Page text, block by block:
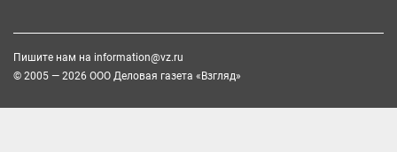
Пишите нам на information@vz.ru
© 2005 — 2026 ООО Деловая газета «Взгляд»